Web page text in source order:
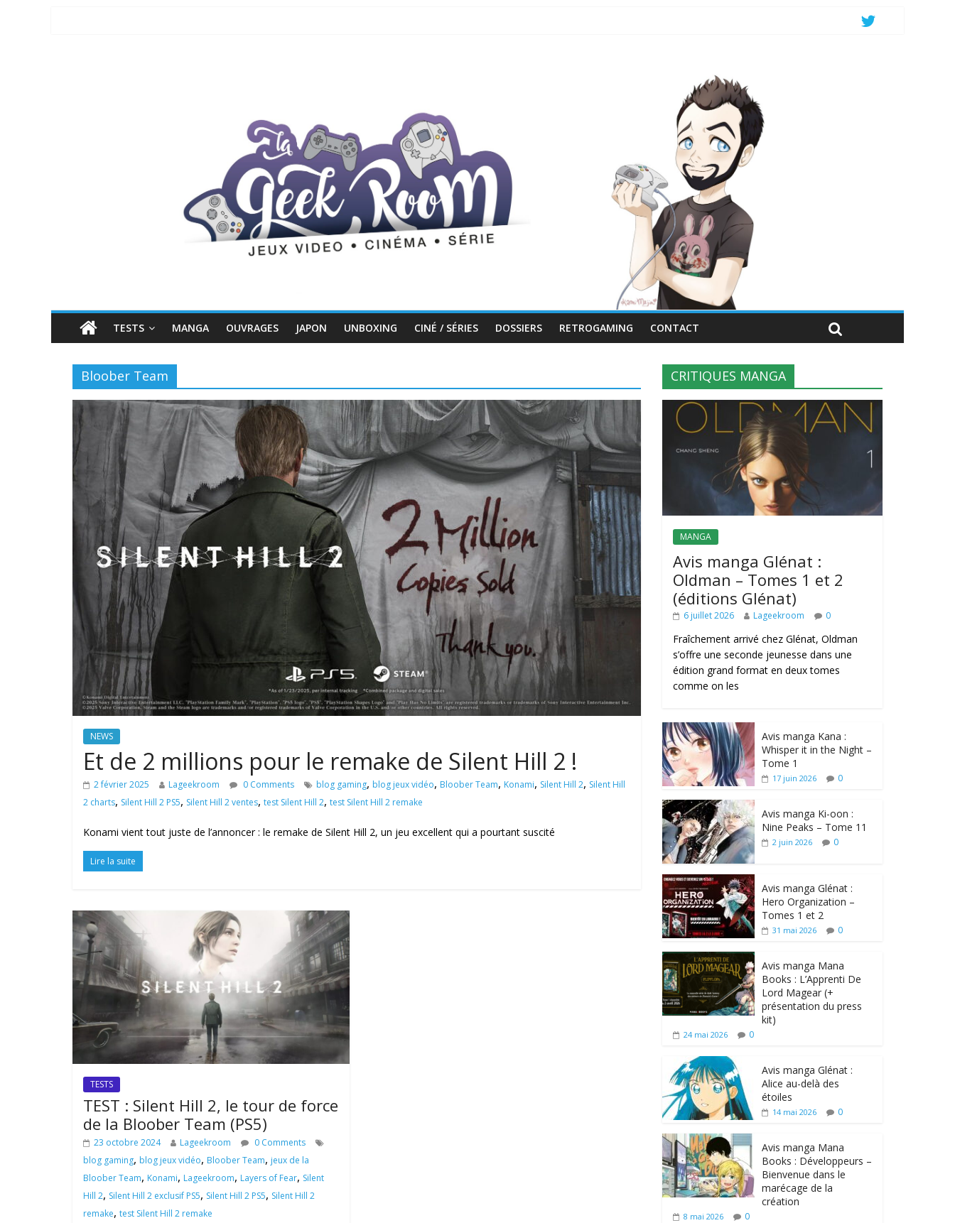
TESTS MANGA OUVRAGES JAPON UNBOXING CINÉ / SÉRIES DOSSIERS RETROGAMING CONTACT
Bloober Team
NEWS
Et de 2 millions pour le remake de Silent Hill 2 !
2 février 2025 Lageekroom 0 Comments blog gaming, blog jeux vidéo, Bloober Team, Konami, Silent Hill 2, Silent Hill
2 charts, Silent Hill 2 PS5, Silent Hill 2 ventes, test Silent Hill 2, test Silent Hill 2 remake
Konami vient tout juste de l’annoncer : le remake de Silent Hill 2, un jeu excellent qui a pourtant suscité
Lire la suite
TESTS
TEST : Silent Hill 2, le tour de force
de la Bloober Team (PS5)
23 octobre 2024 Lageekroom
0 Comments
blog gaming, blog jeux vidéo, Bloober Team, jeux de la
Bloober Team, Konami, Lageekroom, Layers of Fear, Silent
Hill 2, Silent Hill 2 exclusif PS5, Silent Hill 2 PS5, Silent Hill 2
remake, test Silent Hill 2 remake
CRITIQUES MANGA
MANGA
Avis manga Glénat :
Oldman – Tomes 1 et 2
(éditions Glénat)
6 juillet 2026 Lageekroom 0
Fraîchement arrivé chez Glénat, Oldman
s’offre une seconde jeunesse dans une
édition grand format en deux tomes
comme on les
Avis manga Kana :
Whisper it in the Night –
Tome 1
17 juin 2026 0
Avis manga Ki-oon :
Nine Peaks – Tome 11
2 juin 2026 0
Avis manga Glénat :
Hero Organization –
Tomes 1 et 2
31 mai 2026 0
Avis manga Mana
Books : L’Apprenti De
Lord Magear (+
présentation du press
kit)
24 mai 2026 0
Avis manga Glénat :
Alice au-delà des
étoiles
14 mai 2026 0
Avis manga Mana
Books : Développeurs –
Bienvenue dans le
marécage de la
création
8 mai 2026 0